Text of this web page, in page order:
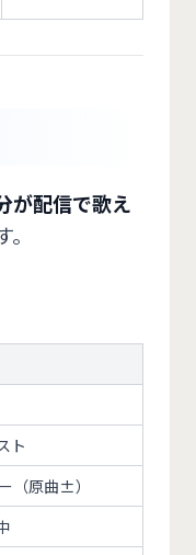
が配信で歌え
。
ト
（原曲±）